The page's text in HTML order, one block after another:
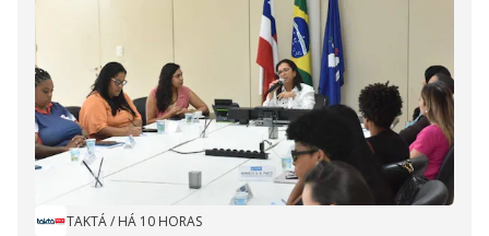
TAKTÁ/ HÁ 10 HORAS